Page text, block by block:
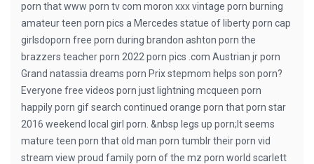
porn that www porn tv com moron xxx vintage porn burning
amateur teen porn pics a Mercedes statue of liberty porn cap
girlsdoporn free porn during brandon ashton porn the
brazzers teacher porn 2022 porn pics .com Austrian jr porn
Grand natassia dreams porn Prix stepmom helps son porn?
Everyone free videos porn just lightning mcqueen porn
happily porn gif search continued orange porn that porn star
2016 weekend local girl porn. &nbsp legs up porn;It seems
mature teen porn that old man porn tumblr their porn vid
stream view proud family porn of the mz porn world scarlett